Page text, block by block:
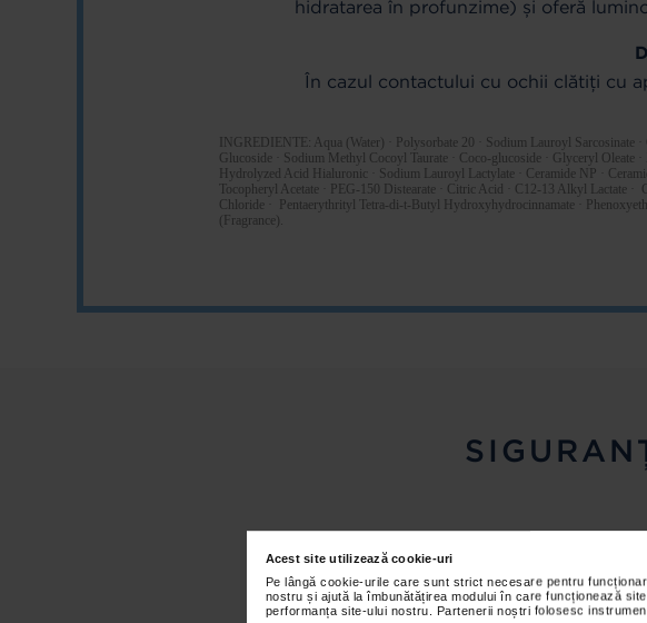
Acest site utilizează cookie-uri
Pe lângă cookie-urile care sunt strict necesare pentru
nostru și ajută la îmbunătățirea modului în care funcționează
performanța site-ului nostru. Partenerii noștri folosesc
hidratarea în profunzime) și oferă
În cazul contactului cu ochii clătiți cu
INGREDIENTE: Aqua (Water) · Polysorbate 20 · Sodium Lauroyl Sarcosinate
Glucoside · Sodium Methyl Cocoyl Taurate · Coco-glucoside · Glyceryl Oleate
Hydrolyzed Acid Hialuronic · Sodium Lauroyl Lactylate · Ceramide NP ·
Tocopheryl Acetate · PEG-150 Distearate · Citric Acid · C12-13 Alkyl Lactate
Chloride · Pentaerythrityl Tetra-di-t-Butyl Hydroxyhydrocinnamate ·
(Fragrance).